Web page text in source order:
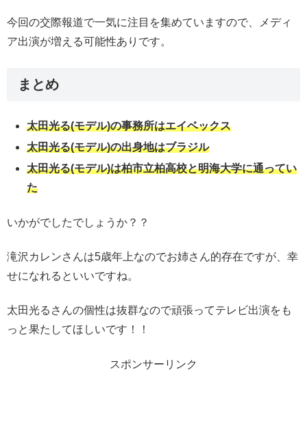
今回の交際報道で一気に注目を集めていますので、メディ
ア出演が増える可能性ありです。
まとめ
太田光る(モデル)の事務所はエイベックス
太田光る(モデル)の出身地はブラジル
太田光る(モデル)は柏市立柏高校と明海大学に通ってい
た
いかがでしたでしょうか？？
滝沢カレンさんは5歳年上なのでお姉さん的存在ですが、幸
せになれるといいですね。
太田光るさんの個性は抜群なので頑張ってテレビ出演をも
っと果たしてほしいです！！
スポンサーリンク